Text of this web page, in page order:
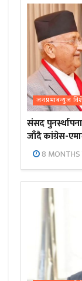
जनप्रभाबन्युज
संसद
जाँदै कांग्रेस-
8